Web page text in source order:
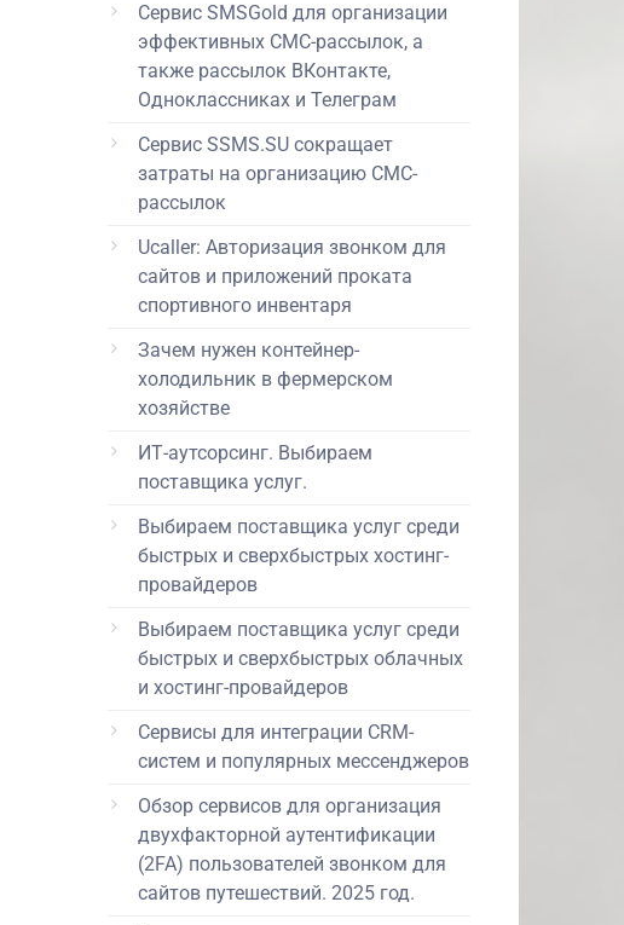
Сервис SMSGold для организации
эффективных СМС-рассылок, а
также рассылок ВКонтакте,
Одноклассниках и Телеграм
Сервис SSMS.SU сокращает
затраты на организацию СМС-
рассылок
Ucaller: Авторизация звонком для
сайтов и приложений проката
спортивного инвентаря
Зачем нужен контейнер-
холодильник в фермерском
хозяйстве
ИТ-аутсорсинг. Выбираем
поставщика услуг.
Выбираем поставщика услуг среди
быстрых и сверхбыстрых хостинг-
провайдеров
Выбираем поставщика услуг среди
быстрых и сверхбыстрых облачных
и хостинг-провайдеров
Сервисы для интеграции CRM-
систем и популярных мессенджеров
Обзор сервисов для организация
двухфакторной аутентификации
(2FA) пользователей звонком для
сайтов путешествий. 2025 год.